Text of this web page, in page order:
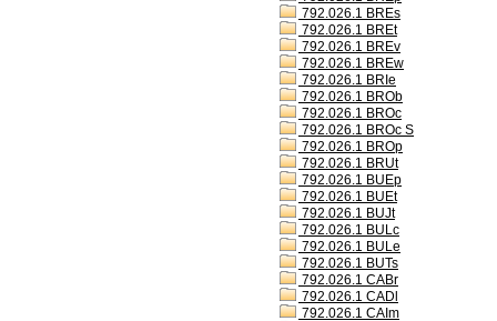
792.026.1 BREs
792.026.1 BREt
792.026.1 BREv
792.026.1 BREw
792.026.1 BRIe
792.026.1 BROb
792.026.1 BROc
792.026.1 BROc S
792.026.1 BROp
792.026.1 BRUt
792.026.1 BUEp
792.026.1 BUEt
792.026.1 BUJt
792.026.1 BULc
792.026.1 BULe
792.026.1 BUTs
792.026.1 CABr
792.026.1 CADl
792.026.1 CAIm